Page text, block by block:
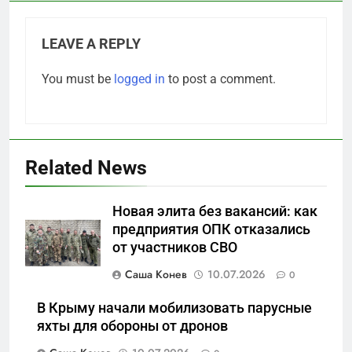
LEAVE A REPLY
You must be logged in to post a comment.
Related News
Новая элита без вакансий: как
предприятия ОПК отказались
от участников СВО
Саша Конев
10.07.2026 0
В Крыму начали мобилизовать парусные
яхты для обороны от дронов
Что происходит в
калининградском анклаве:
военные изымают спирт «для
защиты Отечества»
САНКТ-ПЕТЕРБУРГ И ОБЛАСТЬ
«500-тонный беспилотник»
или очередная показуха? Что